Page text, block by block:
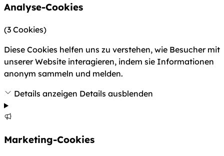
Analyse-Cookies
(3 Cookies)
Diese Cookies helfen uns zu verstehen, wie Besucher mit
unserer Website interagieren, indem sie Informationen
anonym sammeln und melden.
Details anzeigen Details ausblenden
Marketing-Cookies